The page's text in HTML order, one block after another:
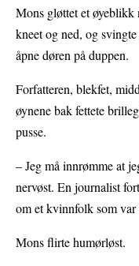
Mons gløttet et øyeblikk
kneet og ned, og
åpne døren på duppen.
Forfatteren, blekfet,
øynene bak fettete
pusse.
– Jeg må innrømme at
nervøst. En journalist
om et kvinnfolk som
Mons flirte humørløst.